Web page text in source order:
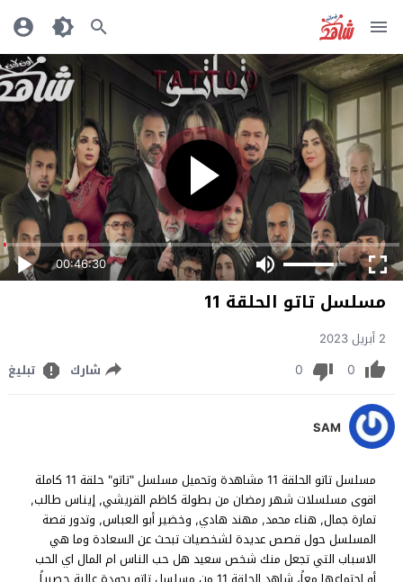
00:46:30
مسلسل تاتو الحلقة 11
2 أبريل 2023
0
0 شارك تبليغ
SAM
مسلسل تاتو الحلقة 11 مشاهدة وتحميل مسلسل "تاتو" حلقة 11 كاملة
اقوى مسلسلات شهر رمضان من بطولة كاظم القريشي, إيناس طالب,
تمارة جمال, هناء محمد, مهند هادي, وخضير أبو العباس, وتدور قصة
المسلسل حول قصص عديدة لشخصيات تبحث عن السعادة وما هي
الاسباب التي تجعل منك شخص سعيد هل حب الناس ام المال اي الحب